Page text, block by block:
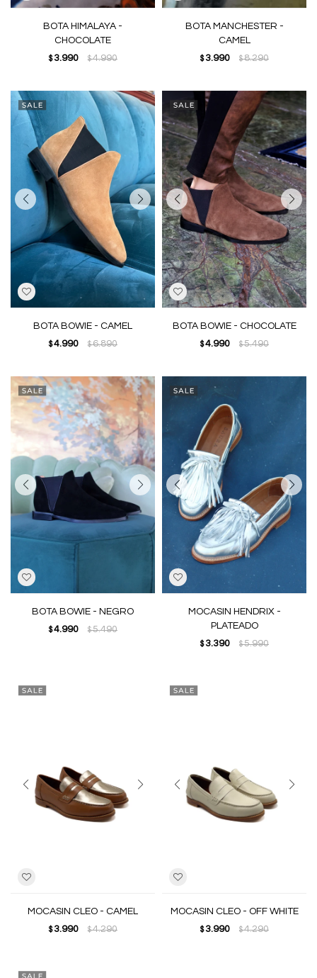
BOTA HIMALAYA -
CHOCOLATE
$ 3.990 $4.990
BOTA MANCHESTER -
CAMEL
$ 3.990 $8.290
BOTA BOWIE - CAMEL
$ 4.990 $6.890
BOTA BOWIE - CHOCOLATE
$ 4.990 $5.490
BOTA BOWIE - NEGRO
$ 4.990 $5.490
MOCASIN HENDRIX -
PLATEADO
$ 3.390 $5.990
MOCASIN CLEO - CAMEL
$ 3.990 $4.290
MOCASIN CLEO - OFF WHITE
$ 3.990 $4.290